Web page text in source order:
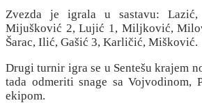
Zvezda je igrala u sastavu: Lazić,
Mijušković 2, Lujić 1, Miljković,
Šarac, Ilić, Gašić 3, Karličić, Mišković.
Drugi turnir igra se u Sentešu krajem
tada odmeriti snage sa Vojvodinom,
ekipom.